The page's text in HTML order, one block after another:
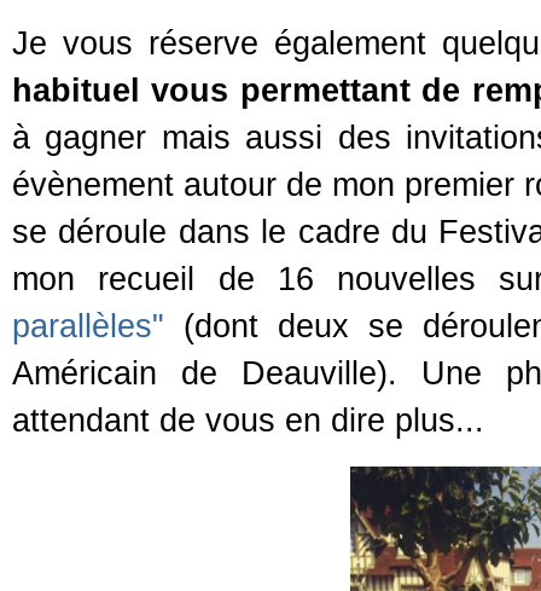
Je vous réserve également
habituel vous permettant de
à gagner mais aussi des
évènement autour de mon premier
se déroule dans le cadre du
mon recueil de 16 nouvelles
parallèles" (dont deux se
Américain de Deauville). Une
attendant de vous en dire plus...